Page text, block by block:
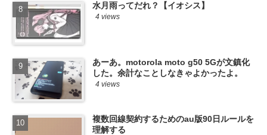
水月雨ってだれ？【イオシス】
4 views
あーあ。motorola moto g50 5Gが文鎮化
した。余計なことしなきゃよかったよ。
4 views
複数回線契約するためのau版90日ルールを
理解する